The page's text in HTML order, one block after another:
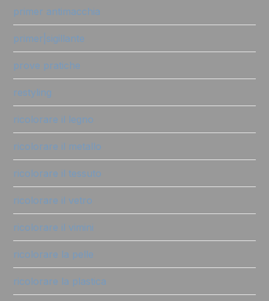
primer antimacchia
primer|sigillante
prove pratiche
restyling
ricolorare il legno
ricolorare il metallo
ricolorare il tessuto
ricolorare il vetro
ricolorare il vimini
ricolorare la pelle
ricolorare la plastica